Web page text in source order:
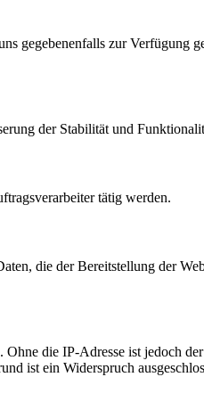
gegebenenfalls zur Verfügung
der Stabilität und
tätig werden.
die der Bereitstellung der
die IP-Adresse ist jedoch
ist ein Widerspruch